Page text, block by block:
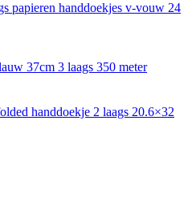
papieren handdoekjes v-vouw 24
37cm 3 laags 350 meter
handdoekje 2 laags 20.6×32